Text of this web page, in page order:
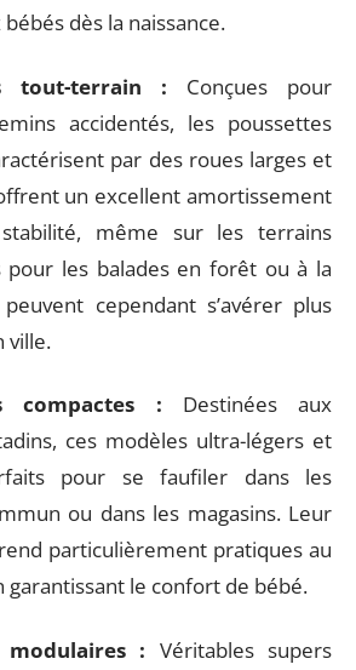
dès la naissance.
tout-terrain : Conçues pour
accidentés, les poussettes
par des roues larges et
un excellent amortissement
même sur les terrains
pour les balades en forêt ou à la
cependant s’avérer plus
ville.
compactes : Destinées aux
ces modèles ultra-légers et
pour se faufiler dans les
ou dans les magasins. Leur
particulièrement pratiques au
garantissant le confort de bébé.
modulaires : Véritables supers